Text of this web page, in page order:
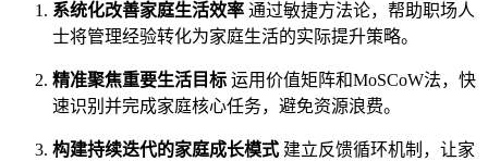
系统化改善家庭生活效率 通过敏捷方法论，帮助职场人
士将管理经验转化为家庭生活的实际提升策略。
精准聚焦重要生活目标 运用价值矩阵和MoSCoW法，快
速识别并完成家庭核心任务，避免资源浪费。
构建持续迭代的家庭成长模式 建立反馈循环机制，让家